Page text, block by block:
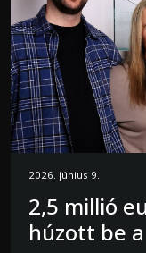
2026. június 9.
2,5 millió
húzott be